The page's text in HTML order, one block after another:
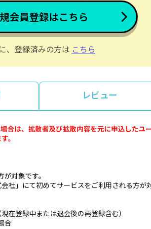
会員登録はこちら
、登録済みの方は こちら
レビュー
合は、拡散者及び拡散内容を元に申込したユ
。
対象です。
社」にて初めてサービスをご利用される方が
在登録中または退会後の再登録含む）
合